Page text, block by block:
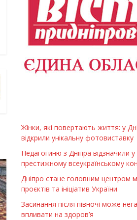
Жінки, які повертають життя: у
відкрили унікальну фотовиставку
Педагогиню з Дніпра відзначили у
престижному всеукраїнському
Дніпро стане головним центром
проєктів та ініціатив України
Засинання після півночі може
впливати на здоров’я